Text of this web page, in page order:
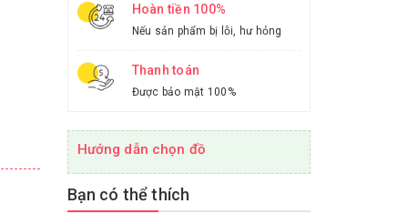
Hoàn tiền 100%
Nếu sản phẩm bị lỗi, hư hỏng
Thanh toán
Được bảo mật 100%
Hướng dẫn chọn đồ
Bạn có thể thích